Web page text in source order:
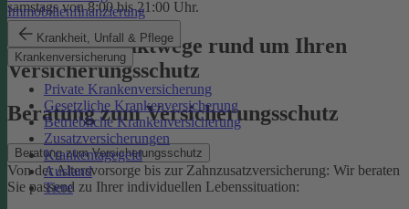
Immobilienfinanzierung
Krankheit, Unfall & Pflege
Krankenversicherung
Private Krankenversicherung
Gesetzliche Krankenversicherung
Betriebliche Krankenversicherung
Zusatzversicherungen
Krankentagegeld
Ausland
Tiere
samstags von 8:00 bis 21:00 Uhr.
Unsere Kontaktwege rund um Ihren
Versicherungsschutz
Beratung zum Versicherungsschutz
Beratung zum Versicherungsschutz
Von der Altersvorsorge bis zur Zahnzusatzversicherung: Wir beraten
Sie passend zu Ihrer individuellen Lebenssituation: